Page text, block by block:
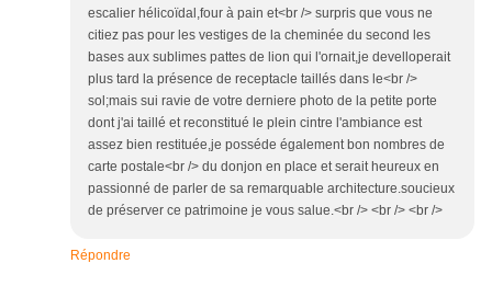
escalier hélicoïdal,four à pain et<br /> surpris que vous ne
citiez pas pour les vestiges de la cheminée du second les
bases aux sublimes pattes de lion qui l'ornait,je develloperait
plus tard la présence de receptacle taillés dans le<br />
sol;mais sui ravie de votre derniere photo de la petite porte
dont j'ai taillé et reconstitué le plein cintre l'ambiance est
assez bien restituée,je posséde également bon nombres de
carte postale<br /> du donjon en place et serait heureux en
passionné de parler de sa remarquable architecture.soucieux
de préserver ce patrimoine je vous salue.<br /> <br /> <br />
Répondre